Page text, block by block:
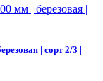
| сорт 2/3 |